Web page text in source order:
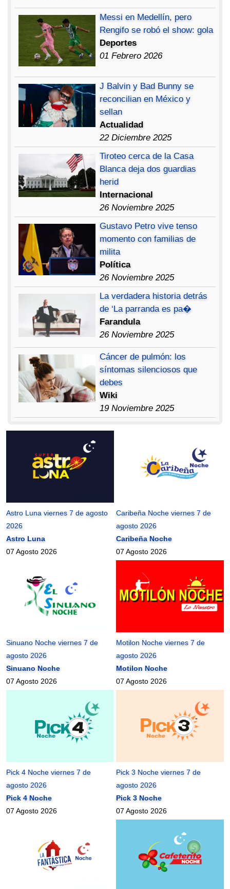
Messi en Medellín, pero
Rengifo se robó el show: gola
Deportes
01 Febrero 2026
J Balvin y Bad Bunny se
reconcilian en México y
sellan
Actualidad
22 Diciembre 2025
Tiroteo cerca de la Casa
Blanca deja dos guardias
herid
Internacional
26 Noviembre 2025
Gustavo Petro vive tenso
momento con familias de
milita
Política
26 Noviembre 2025
La verdadera historia detrás
de ‘La parranda es pa�
Farandula
26 Noviembre 2025
Cáncer de pulmón: los
síntomas silenciosos que
debes
Wiki
19 Noviembre 2025
Astro Luna viernes 7 de agosto
2026
Astro Luna
07 Agosto 2026
Caribeña Noche viernes 7 de
agosto 2026
Caribeña Noche
07 Agosto 2026
Sinuano Noche viernes 7 de
agosto 2026
Sinuano Noche
07 Agosto 2026
Motilon Noche viernes 7 de
agosto 2026
Motilon Noche
07 Agosto 2026
Pick 4 Noche viernes 7 de
agosto 2026
Pick 4 Noche
07 Agosto 2026
Pick 3 Noche viernes 7 de
agosto 2026
Pick 3 Noche
07 Agosto 2026